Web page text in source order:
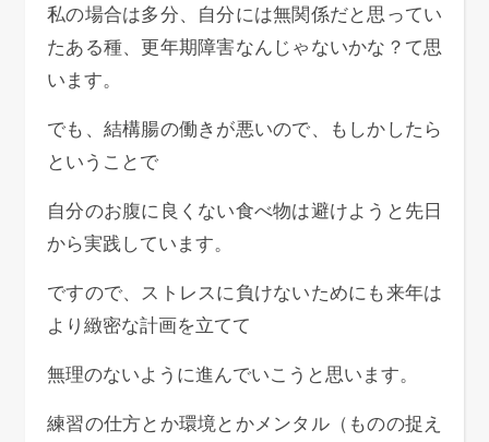
私の場合は多分、自分には無関係だと思ってい
たある種、更年期障害なんじゃないかな？て思
います。
でも、結構腸の働きが悪いので、もしかしたら
ということで
自分のお腹に良くない食べ物は避けようと先日
から実践しています。
ですので、ストレスに負けないためにも来年は
より緻密な計画を立てて
無理のないように進んでいこうと思います。
練習の仕方とか環境とかメンタル（ものの捉え